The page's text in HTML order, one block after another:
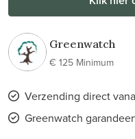
Greenwatch
€ 125 Minimum
Verzending direct
Greenwatch